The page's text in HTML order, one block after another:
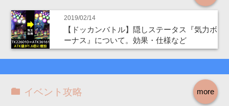
2019/02/14
【ドッカンバトル】隠しステータス『気力ボ
ーナス』について。効果・仕様など
more
イベント攻略